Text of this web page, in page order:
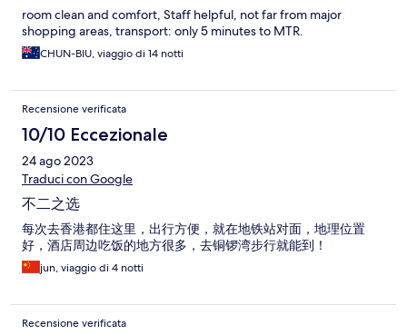
room clean and comfort, Staff helpful, not far from major
shopping areas, transport: only 5 minutes to MTR.
CHUN-BIU, viaggio di 14 notti
Recensione verificata
10/10 Eccezionale
24 ago 2023
Traduci con Google
不二之选
每次去香港都住这里，出行方便，就在地铁站对面，地理位置
好，酒店周边吃饭的地方很多，去铜锣湾步行就能到！
jun, viaggio di 4 notti
Recensione verificata